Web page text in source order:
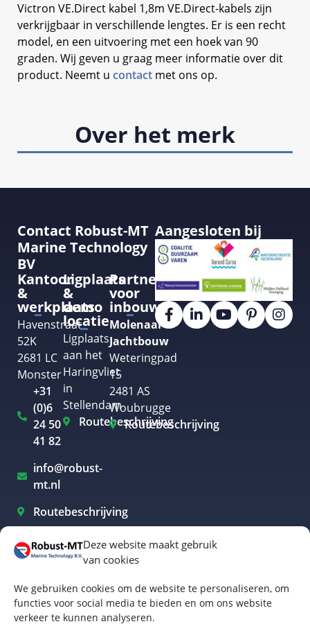
Deze website maakt gebruik
van cookies
We gebruiken cookies om de website te personaliseren, om
functies voor social media te bieden en om ons website
verkeer te kunnen analyseren.
Over het merk
Victron VE.Direct kabel 1,8m VE.Direct-kabels zijn
verkrijgbaar in verschillende lengtes. Er is een recht
model, en een uitvoering met een hoek van 90
graden. Wij geven u graag meer informatie over dit
product. Neemt u contact met ons op.
Contact Robust-MT
Marine Technology
BV
Kantoor
&
werkplaats
Havenstraat
52K
2681 LC
Monster
+31
(0)6
24 50
41 82
info@robust-
mt.nl
Routebeschrijving
Ligplaats
&
demo
locatie
Ligplaats
aan het
Haringvliet
in
Stellendam
Routebeschrijving
Partner
voor
inbouw
Molenaar
Jachtbouw
Weteringpad
15
2481 AS
Woubrugge
Routebeschrijving
Aangesloten bij
Elektrisch varen Westland
Elektrisch varen Rotterdam
Elektrisch varen Amsterdam